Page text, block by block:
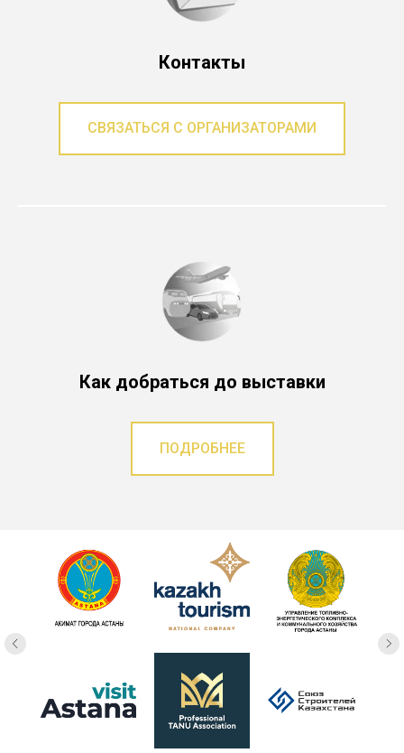
Контакты
СВЯЗАТЬСЯ С ОРГАНИЗАТОРАМИ
Как добраться до выставки
ПОДРОБНЕЕ